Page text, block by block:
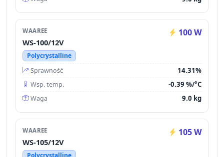
WAAREE 100 W
WS-100/12V
Polycrystalline
Sprawność
14.31%
Wsp. temp. -0.39 %/°C
Waga 9.0 kg
WAAREE 105 W
WS-105/12V
Polycrystalline